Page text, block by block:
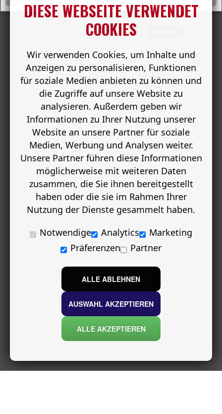
Bestätigung: *
DIESE WEBSEITE VERWENDET
COOKIES
Wir verwenden Cookies, um Inhalte und
Anzeigen zu personalisieren, Funktionen
für soziale Medien anbieten zu können und
die Zugriffe auf unsere Website zu
analysieren. Außerdem geben wir
Informationen zu Ihrer Nutzung unserer
Website an unsere Partner für soziale
Medien, Werbung und Analysen weiter.
Unsere Partner führen diese Informationen
möglicherweise mit weiteren Daten
zusammen, die Sie ihnen bereitgestellt
haben oder die sie im Rahmen Ihrer
Nutzung der Dienste gesammelt haben.
Notwendige
Analytics
Marketing
Präferenzen
Partner
ALLE ABLEHNEN
AUSWAHL AKZEPTIEREN
ALLE AKZEPTIEREN